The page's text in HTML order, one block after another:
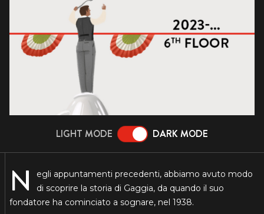
LIGHT MODE DARK MODE
N
egli appuntamenti precedenti, abbiamo avuto modo
di scoprire la storia di Gaggia, da quando il suo
fondatore ha cominciato a sognare, nel 1938.